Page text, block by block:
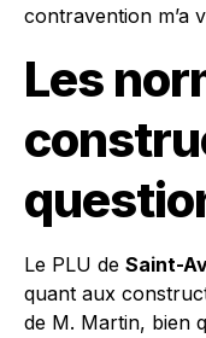
contravention m’a
Les
Le PLU de Saint-
quant aux
de M. Martin, bien